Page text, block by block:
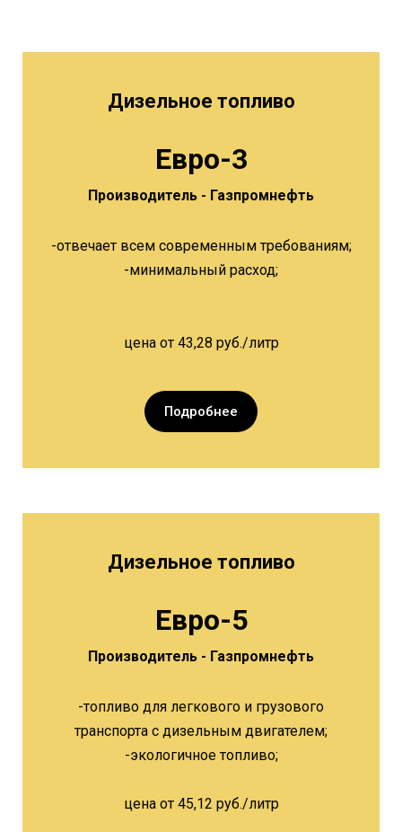
Дизельное топливо
Евро-3
Производитель - Газпромнефть
-отвечает всем современным требованиям;
-минимальный расход;
цена от 43,28 руб./литр
Подробнее
Дизельное топливо
Евро-5
Производитель - Газпромнефть
-топливо для легкового и грузового
транспорта с дизельным двигателем;
-экологичное топливо;
цена от 45,12 руб./литр